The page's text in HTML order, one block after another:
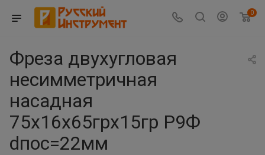
0
Фреза двухугловая
несимметричная
насадная
75х16х65грх15гр Р9Ф
dпос=22мм